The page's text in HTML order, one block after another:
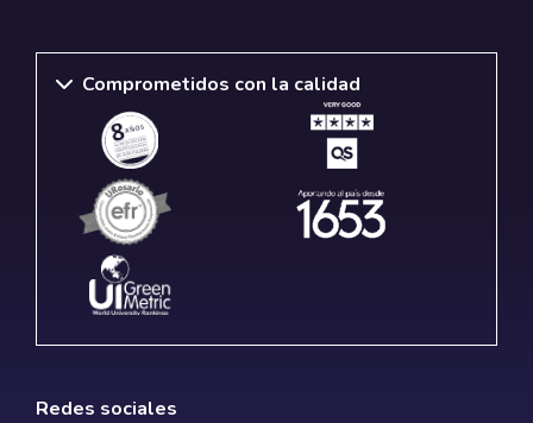
Comprometidos con la calidad
Redes sociales